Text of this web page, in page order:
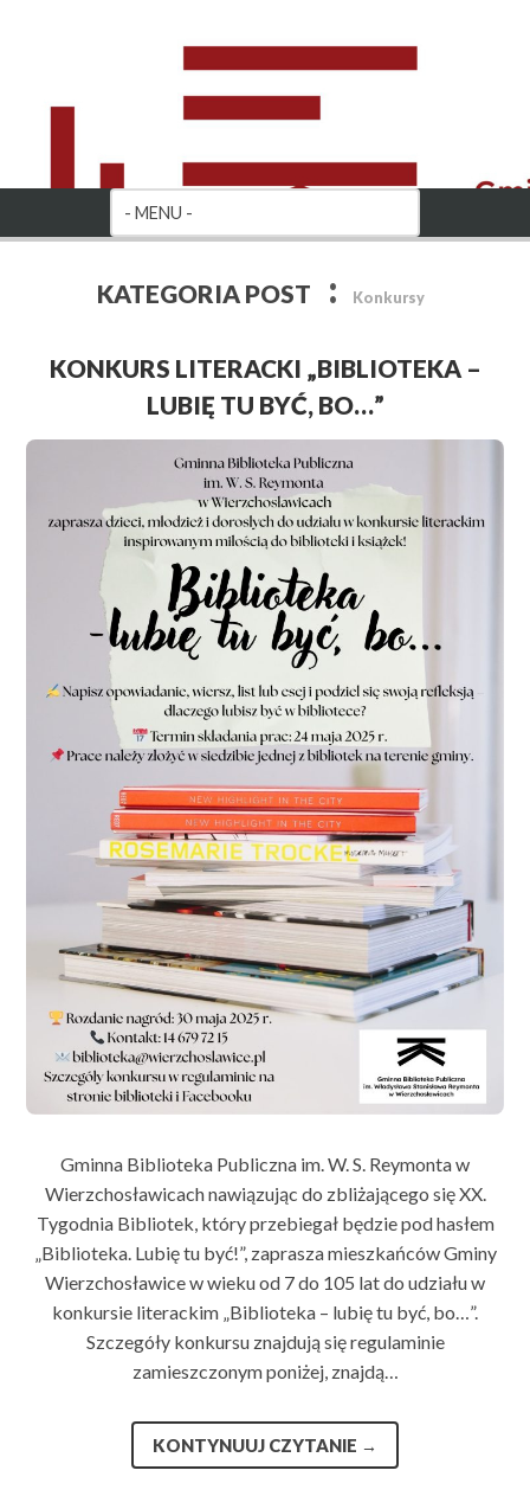
KATEGORIA POST : Konkursy
KONKURS LITERACKI „BIBLIOTEKA –
LUBIĘ TU BYĆ, BO…”
Gminna Biblioteka Publiczna im. W. S. Reymonta w
Wierzchosławicach nawiązując do zbliżającego się XX.
Tygodnia Bibliotek, który przebiegał będzie pod hasłem
„Biblioteka. Lubię tu być!”, zaprasza mieszkańców Gminy
Wierzchosławice w wieku od 7 do 105 lat do udziału w
konkursie literackim „Biblioteka – lubię tu być, bo…”.
Szczegóły konkursu znajdują się regulaminie
zamieszczonym poniżej, znajdą…
KONTYNUUJ CZYTANIE →